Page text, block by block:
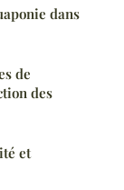
dans
de
des
et